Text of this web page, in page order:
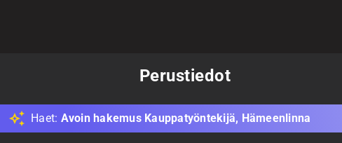
Perustiedot
Haet: Avoin hakemus Kauppatyöntekijä, Hämeenlinna